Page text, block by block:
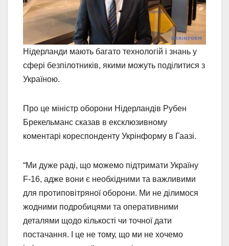
Нідерланди мають багато технологій і знань у
сфері безпілотників, якими можуть поділитися з
Україною.
Про це міністр оборони Нідерландів Рубен
Брекельманс сказав в ексклюзивному
коментарі кореспонденту Укрінформу в Гаазі.
“Ми дуже раді, що можемо підтримати Україну
F-16, адже вони є необхідними та важливими
для протиповітряної оборони. Ми не ділимося
жодними подробицями та оперативними
деталями щодо кількості чи точної дати
постачання. І це не тому, що ми не хочемо